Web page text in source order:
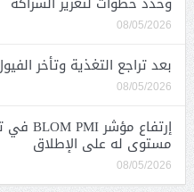
08/05/2026
بعد تراجع التغذية وتأخر
08/05/2026
مستوى له على الإطلاق
08/05/2026